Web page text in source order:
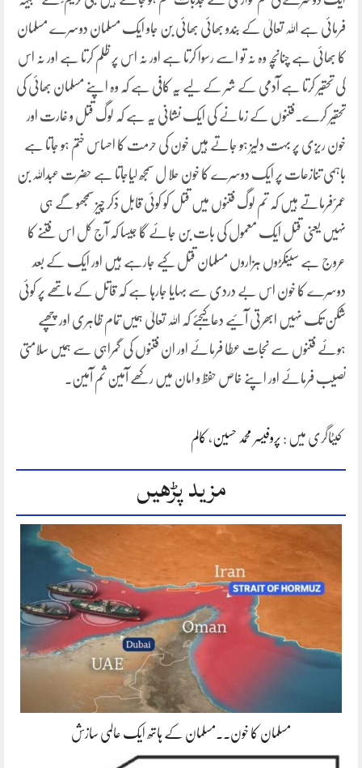
فرمائی ہے اللہ تعالیٰ کے بندو بھائی بھائی بن جاو ایک مسلمان دوسرے مسلمان
کا بھائی ہے چنانچہ وہ نہ تو اسے رسوا کرتا ہے اور نہ اس پر ظلم کرتا ہے اور نہ اس
کی تحقیر کرتا ہے آدمی کے شر کے لیے یہ کافی ہے کہ وہ اپنے مسلمان بھائی کی
تحقیر کرے۔فتنوں کے زمانے کی ایک نشانی یہ ہے کہ لوگ قتل و غارت اور
خون ریزی پر بہت دلیز ہو جاتے ہیں خون کی حرمت کا احساس ختم ہو جاتا ہے
باہمی تنازعات پر ایک دوسرے کا خون حلا ل سمجھ لیاجاتا ہے حضرت عبداللہ بن
عمرؐ فرماتے ہیں کہ تم لوگ فتنوں میں قتل کو کوئی قابل ذکر چیز سمجھو گے ہی
نہیں یعنی قتل ایک معمول کی بات بن جائے گا جیسا کہ آج کل اس فتنے کا
عروج ہے سینکڑوں ہزاروں مسلمان قتل کیے جارہے ہیں اور ایک کے بعد
دوسرے کا خون اس بے دردی سے بہایا جارہا ہے کہ قاتل کے ماتھے پر کوئی
شکن تک نہیں ابھرتی آئیے دعا کیجئے کہ اللہ تعالیٰ ہمیں تمام ظاہری اور چھپے
ہوئے فتنوں سے نجات عطا فرمائے اور ان فتنوں کی گمراہی سے ہمیں سلامتی
نصیب فرمائے اور اپنے خاص حفظ و امان میں رکھے آمین ثم آمین۔
کیٹاگری میں : پروفیسر محمد حسین ، کالم
مزید پڑھیں
مسلمان کا خون۔۔مسلمان کے ہاتھ ایک عالمی سازش